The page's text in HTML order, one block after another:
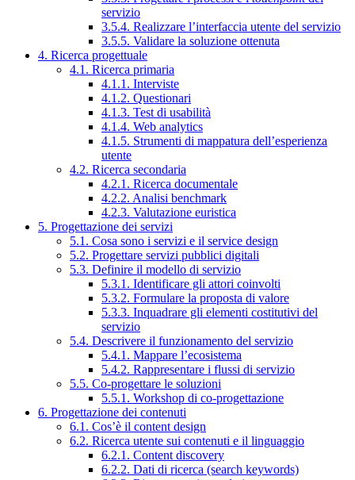
servizio
3.5.4. Realizzare l’interfaccia utente del servizio
3.5.5. Validare la soluzione ottenuta
4. Ricerca progettuale
4.1. Ricerca primaria
4.1.1. Interviste
4.1.2. Questionari
4.1.3. Test di usabilità
4.1.4. Web analytics
4.1.5. Strumenti di mappatura dell’esperienza
utente
4.2. Ricerca secondaria
4.2.1. Ricerca documentale
4.2.2. Analisi benchmark
4.2.3. Valutazione euristica
5. Progettazione dei servizi
5.1. Cosa sono i servizi e il service design
5.2. Progettare servizi pubblici digitali
5.3. Definire il modello di servizio
5.3.1. Identificare gli attori coinvolti
5.3.2. Formulare la proposta di valore
5.3.3. Inquadrare gli elementi costitutivi del
servizio
5.4. Descrivere il funzionamento del servizio
5.4.1. Mappare l’ecosistema
5.4.2. Rappresentare i flussi di servizio
5.5. Co-progettare le soluzioni
5.5.1. Workshop di co-progettazione
6. Progettazione dei contenuti
6.1. Cos’è il content design
6.2. Ricerca utente sui contenuti e il linguaggio
6.2.1. Content discovery
6.2.2. Dati di ricerca (search keywords)